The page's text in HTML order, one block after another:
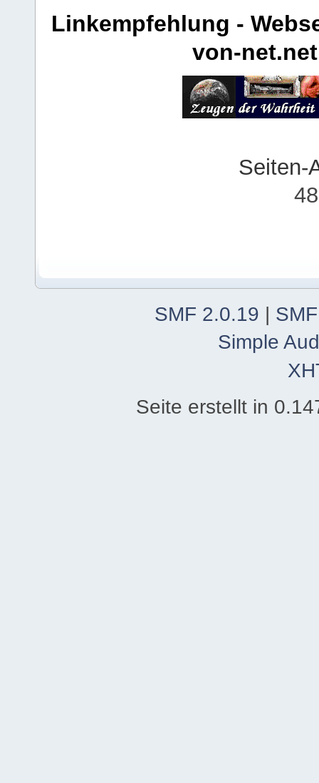
Linkempfehlung -
von-net.net
Seiten-
SMF 2.0.19 |
Simple
Seite erstellt in